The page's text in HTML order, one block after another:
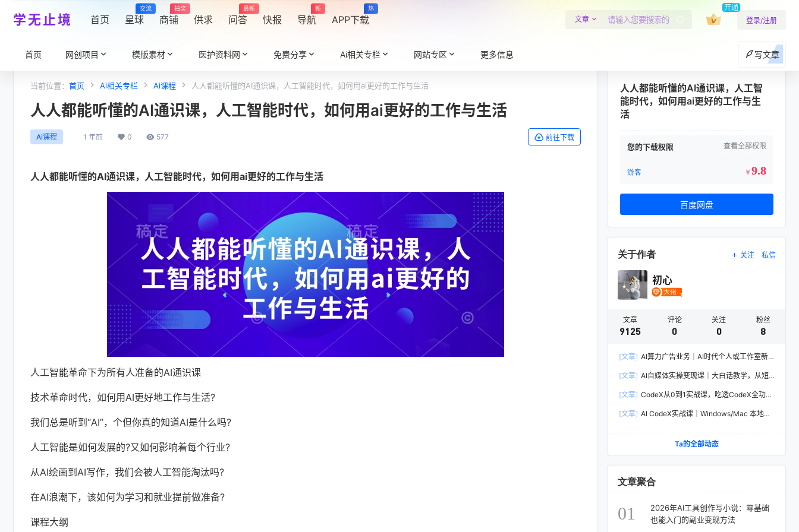
学无止境 首页 星球
交流
商铺
抽奖
供求 问答
最新
快报 导航
新
APP下载
热
文章
开通
登录/注册
首页 网创项目 模版素材 医护资料网 免费分享 Ai相关专栏 网站专区 更多信息 写文章
当前位置： 首页 Ai相关专栏 Ai课程 人人都能听懂的AI通识课，人工智能时代，如何用ai更好的工作与生活
人人都能听懂的AI通识课，人工智能时代，如何用ai更好的工作与生活
Ai课程 1 年前 0 577 前往下载
人人都能听懂的AI通识课，人工智能时代，如何用ai更好的工作与生活
人工智能革命下为所有人准备的AI通识课
技术革命时代，如何用AI更好地工作与生活?
我们总是听到“AI”，个但你真的知道AI是什么吗?
人工智能是如何发展的?又如何影响着每个行业?
从AI绘画到AI写作，我们会被人工智能淘汰吗?
在AI浪潮下，该如何为学习和就业提前做准备?
课程大纲
人人都能听懂的AI通识课，人工智
能时代，如何用ai更好的工作与生
活
您的下载权限 查看全部权限
游客 ￥ 9.8
百度网盘
关于作者 关注 私信
初心
文章
9125
评论
0
关注
0
粉丝
8
[文章] AI算力广告业务｜AI时代个人或工作室新
[文章] AI自媒体实操变现课｜大白话教学，从短
作与变现全流程
[文章] CodeX从0到1实战课，吃透CodeX全功
落地
[文章] AI CodeX实战课｜Windows/Mac 本地部
Ta的全部动态
文章聚合
01
2026年AI工具创作写小说：零基础
也能入门的副业变现方法